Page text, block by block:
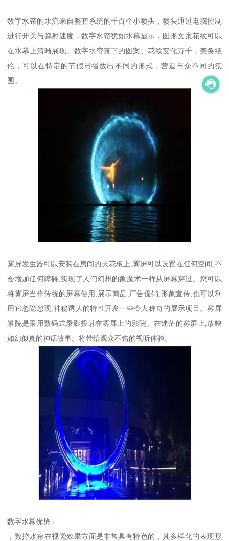
数字水帘的水流来自整套系统的千百个小喷头，喷头通过电脑控制
进行开关与弹射速度，数字水帘犹如水幕显示，图形文案花纹可以
在水幕上清晰展现。数字水帘落下的图案、花纹变化万千，美奂绝
伦，可以在特定的节假日播放出不同的形式，营造与众不同的氛
围。
雾屏发生器可以安装在房间的天花板上,雾屏可以设置在任何空间,不
会增加任何障碍,实现了人们幻想的象魔术一样从屏幕穿过。您可以
将雾屏当作传统的屏幕使用,展示商品,厂告促销,形象宣传;也可以利
用它忽隐忽现,神秘诱人的特性开发一些令人称奇的展示项目。雾屏
景院是采用数码式录影投射在雾屏上的影院。在迷茫的雾屏上,放映
如幻似真的神话故事。将带给观众不错的视听体验。
数字水幕优势：
，数控水帘在视觉效果方面是非常具有特色的，其多样化的表现形